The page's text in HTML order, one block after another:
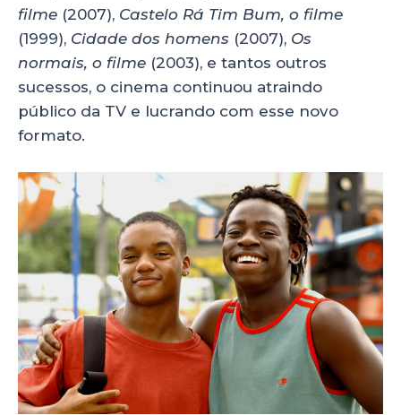
filme (2007), Castelo Rá Tim Bum, o filme
(1999), Cidade dos homens (2007), Os
normais, o filme (2003), e tantos outros
sucessos, o cinema continuou atraindo
público da TV e lucrando com esse novo
formato.